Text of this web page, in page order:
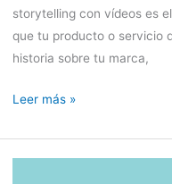
storytelling con vídeos es
que tu producto o servicio
historia sobre tu marca,
Leer más »